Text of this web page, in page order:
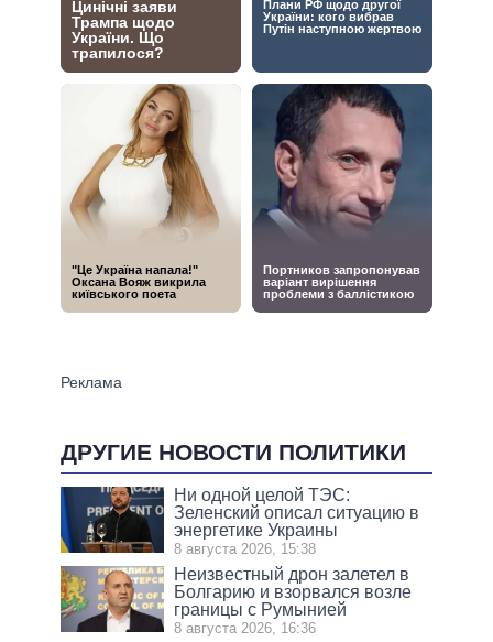
ДРУГИЕ НОВОСТИ ПОЛИТИКИ
Ни одной целой ТЭС:
Зеленский описал ситуацию в
энергетике Украины
8 августа 2026, 15:38
Неизвестный дрон залетел в
Болгарию и взорвался возле
границы с Румынией
8 августа 2026, 16:36